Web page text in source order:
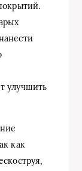
улучшить
как